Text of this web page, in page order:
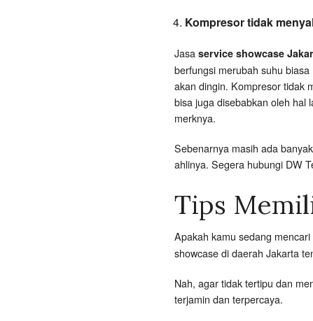
Kompresor tidak
Jasa service showcase
berfungsi merubah suhu
akan dingin. Kompresor tidak
bisa juga disebabkan oleh hal
merknya.
Sebenarnya masih ada
ahlinya. Segera hubungi DW
Tips
Apakah kamu sedang mencari
showcase di daerah Jakarta
Nah, agar tidak tertipu dan
terjamin dan terpercaya.